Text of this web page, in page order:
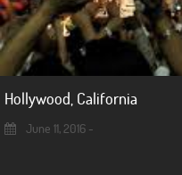
Hollywood, California
June 11, 2016 -